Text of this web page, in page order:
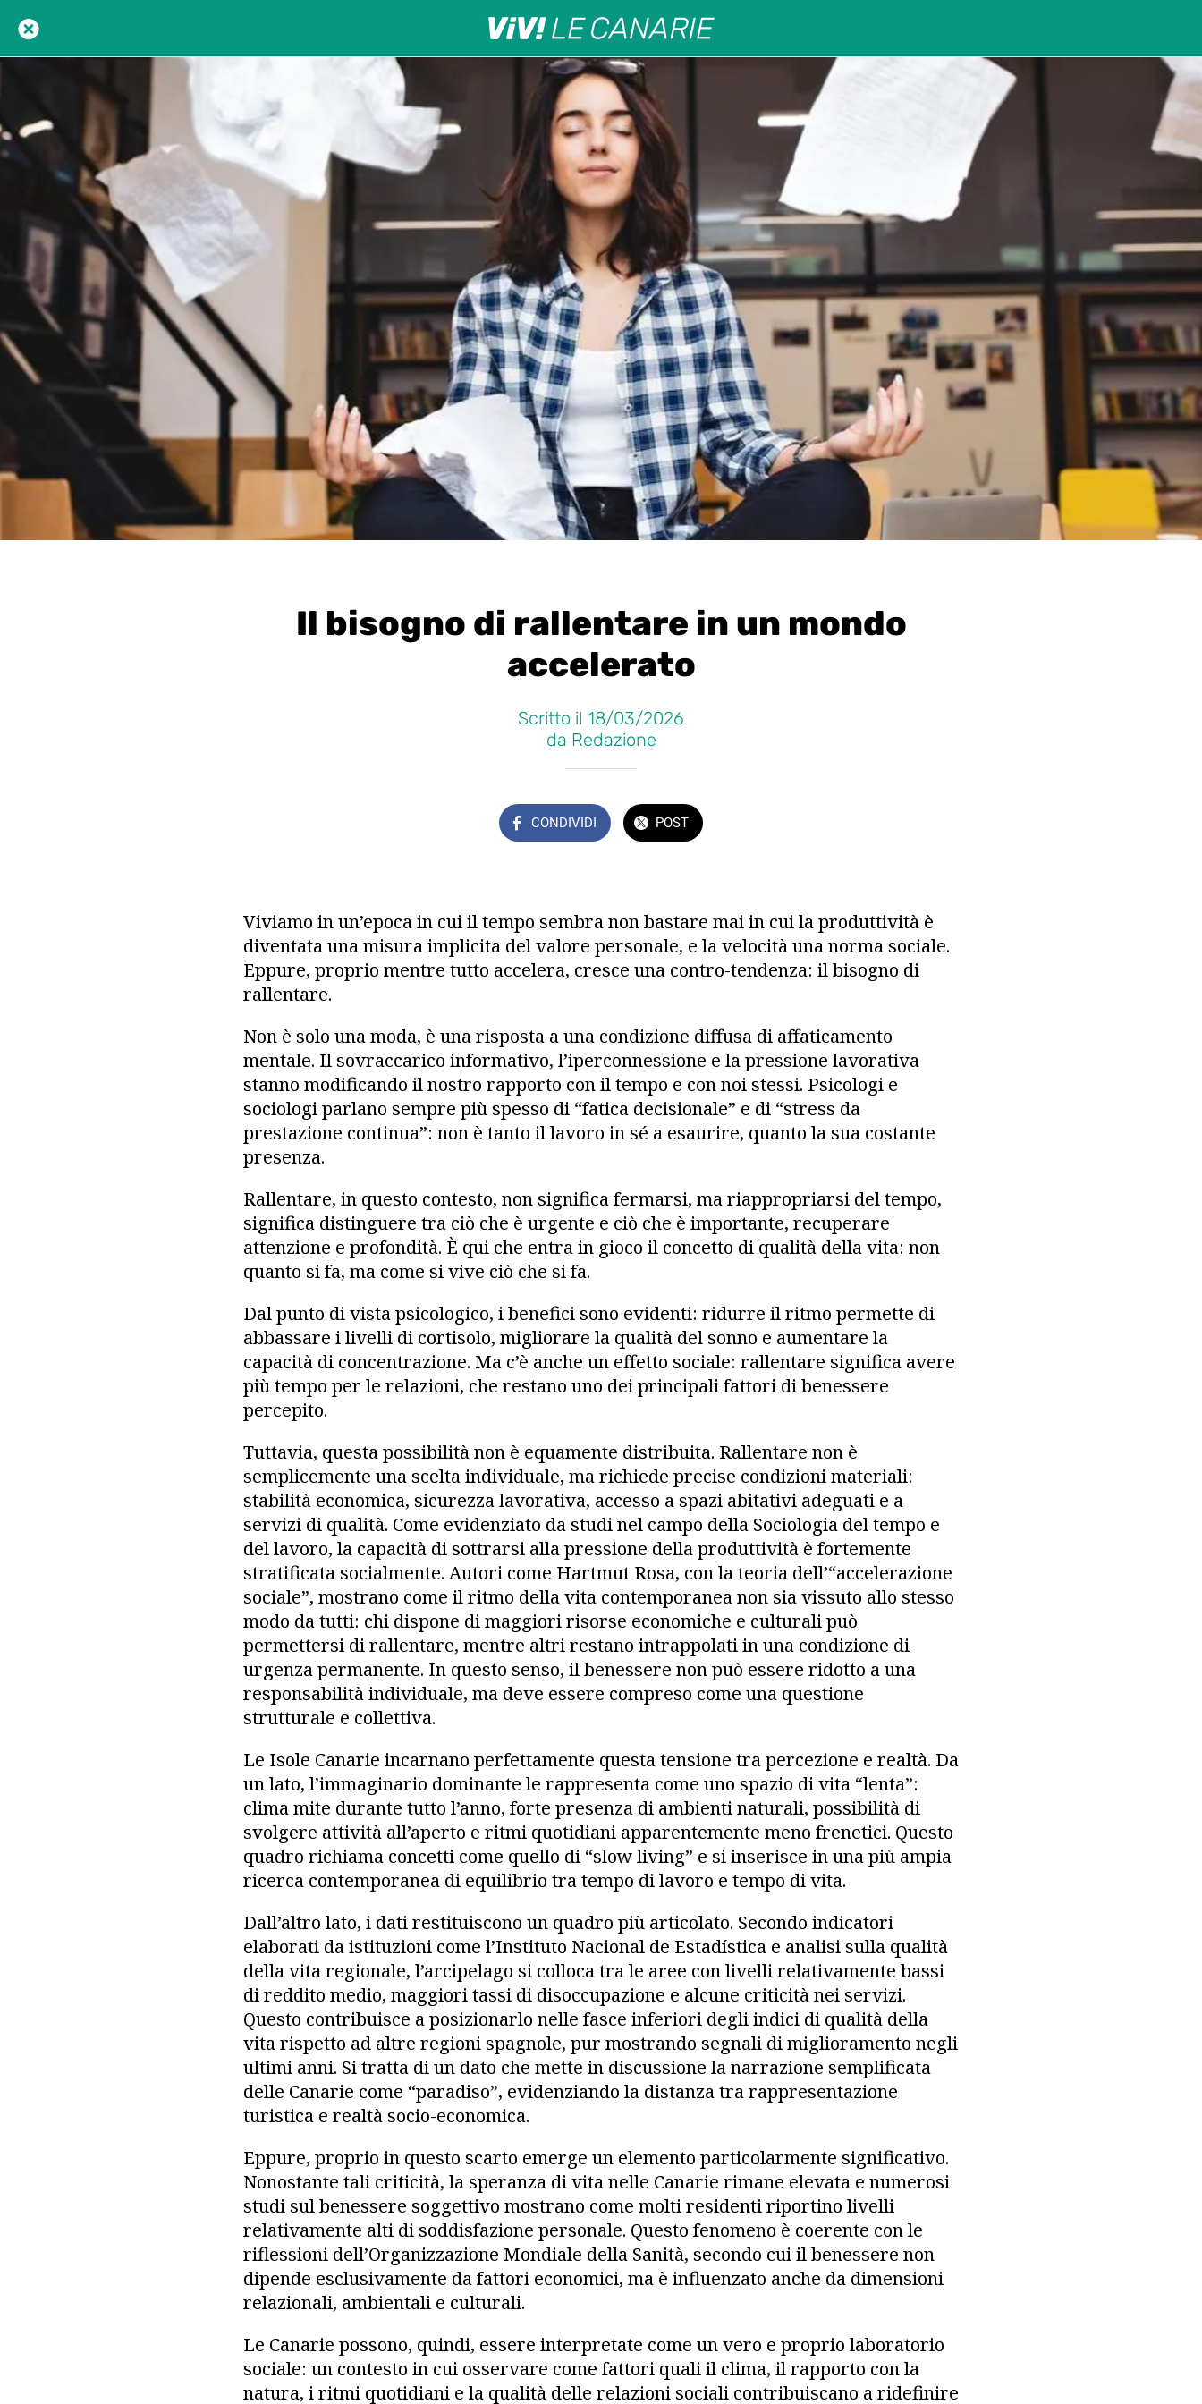
Il bisogno di rallentare in un mondo
accelerato
Scritto il 18/03/2026
da Redazione
CONDIVIDI POST
Viviamo in un’epoca in cui il tempo sembra non bastare mai in cui la produttività è
diventata una misura implicita del valore personale, e la velocità una norma sociale.
Eppure, proprio mentre tutto accelera, cresce una contro-tendenza: il bisogno di
rallentare.
Non è solo una moda, è una risposta a una condizione diffusa di affaticamento
mentale. Il sovraccarico informativo, l’iperconnessione e la pressione lavorativa
stanno modificando il nostro rapporto con il tempo e con noi stessi. Psicologi e
sociologi parlano sempre più spesso di “fatica decisionale” e di “stress da
prestazione continua”: non è tanto il lavoro in sé a esaurire, quanto la sua costante
presenza.
Rallentare, in questo contesto, non significa fermarsi, ma riappropriarsi del tempo,
significa distinguere tra ciò che è urgente e ciò che è importante, recuperare
attenzione e profondità. È qui che entra in gioco il concetto di qualità della vita: non
quanto si fa, ma come si vive ciò che si fa.
Dal punto di vista psicologico, i benefici sono evidenti: ridurre il ritmo permette di
abbassare i livelli di cortisolo, migliorare la qualità del sonno e aumentare la
capacità di concentrazione. Ma c’è anche un effetto sociale: rallentare significa avere
più tempo per le relazioni, che restano uno dei principali fattori di benessere
percepito.
Tuttavia, questa possibilità non è equamente distribuita. Rallentare non è
semplicemente una scelta individuale, ma richiede precise condizioni materiali:
stabilità economica, sicurezza lavorativa, accesso a spazi abitativi adeguati e a
servizi di qualità. Come evidenziato da studi nel campo della Sociologia del tempo e
del lavoro, la capacità di sottrarsi alla pressione della produttività è fortemente
stratificata socialmente. Autori come Hartmut Rosa, con la teoria dell’“accelerazione
sociale”, mostrano come il ritmo della vita contemporanea non sia vissuto allo stesso
modo da tutti: chi dispone di maggiori risorse economiche e culturali può
permettersi di rallentare, mentre altri restano intrappolati in una condizione di
urgenza permanente. In questo senso, il benessere non può essere ridotto a una
responsabilità individuale, ma deve essere compreso come una questione
strutturale e collettiva.
Le Isole Canarie incarnano perfettamente questa tensione tra percezione e realtà. Da
un lato, l’immaginario dominante le rappresenta come uno spazio di vita “lenta”:
clima mite durante tutto l’anno, forte presenza di ambienti naturali, possibilità di
svolgere attività all’aperto e ritmi quotidiani apparentemente meno frenetici. Questo
quadro richiama concetti come quello di “slow living” e si inserisce in una più ampia
ricerca contemporanea di equilibrio tra tempo di lavoro e tempo di vita.
Dall’altro lato, i dati restituiscono un quadro più articolato. Secondo indicatori
elaborati da istituzioni come l’Instituto Nacional de Estadística e analisi sulla qualità
della vita regionale, l’arcipelago si colloca tra le aree con livelli relativamente bassi
di reddito medio, maggiori tassi di disoccupazione e alcune criticità nei servizi.
Questo contribuisce a posizionarlo nelle fasce inferiori degli indici di qualità della
vita rispetto ad altre regioni spagnole, pur mostrando segnali di miglioramento negli
ultimi anni. Si tratta di un dato che mette in discussione la narrazione semplificata
delle Canarie come “paradiso”, evidenziando la distanza tra rappresentazione
turistica e realtà socio-economica.
Eppure, proprio in questo scarto emerge un elemento particolarmente significativo.
Nonostante tali criticità, la speranza di vita nelle Canarie rimane elevata e numerosi
studi sul benessere soggettivo mostrano come molti residenti riportino livelli
relativamente alti di soddisfazione personale. Questo fenomeno è coerente con le
riflessioni dell’Organizzazione Mondiale della Sanità, secondo cui il benessere non
dipende esclusivamente da fattori economici, ma è influenzato anche da dimensioni
relazionali, ambientali e culturali.
Le Canarie possono, quindi, essere interpretate come un vero e proprio laboratorio
sociale: un contesto in cui osservare come fattori quali il clima, il rapporto con la
natura, i ritmi quotidiani e la qualità delle relazioni sociali contribuiscano a ridefinire